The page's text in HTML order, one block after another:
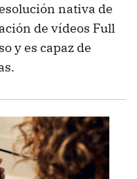
nativa de
de vídeos Full
y es capaz de